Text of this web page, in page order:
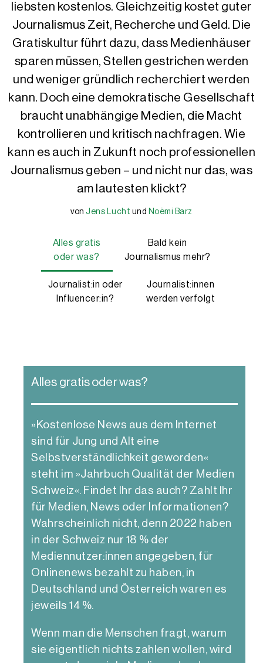
liebsten kostenlos. Gleichzeitig kostet guter
Journalismus Zeit, Recherche und Geld. Die
Gratiskultur führt dazu, dass Medienhäuser
sparen müssen, Stellen gestrichen werden
und weniger gründlich recherchiert werden
kann. Doch eine demokratische Gesellschaft
braucht unabhängige Medien, die Macht
kontrollieren und kritisch nachfragen. Wie
kann es auch in Zukunft noch professionellen
Journalismus geben – und nicht nur das, was
am lautesten klickt?
von
Dr. Jens Lucht ist Leiter des Departments Wissensvermittlung
Jens Lucht und
Noëmi Barz arbeitet als Hilfswissenschaftlerin am fög –
Noëmi Barz
Alles gratis
oder was?
Bald kein
Journalismus mehr?
Journalist:in oder
Influencer:in?
Journalist:innen
werden verfolgt
Alles gratis oder was?
»Kostenlose News aus dem Internet
sind für Jung und Alt eine
Selbstverständlichkeit geworden«
steht im »Jahrbuch Qualität der Medien
Schweiz«. Findet Ihr das auch? Zahlt Ihr
für Medien, News oder Informationen?
Wahrscheinlich nicht, denn 2022 haben
in der Schweiz nur 18 % der
Mediennutzer:innen angegeben, für
Onlinenews bezahlt zu haben, in
Deutschland und Österreich waren es
jeweils 14 %.
Wenn man die Menschen fragt, warum
sie eigentlich nichts zahlen wollen, wird